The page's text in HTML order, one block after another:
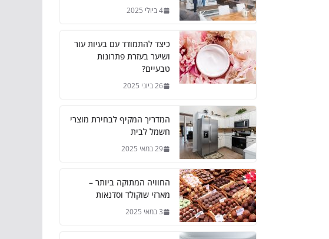
4 ביולי 2025
כיצד להתמודד עם בעיות עור
ושיער בעזרת פתרונות
טבעיים?
26 ביוני 2025
המדריך המקיף לבחירת מוצרי
חשמל לבית
29 במאי 2025
החוויה המתוקה ביותר –
מארזי שוקולד וסדנאות
3 במאי 2025